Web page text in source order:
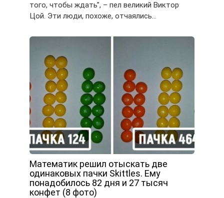
того, чтобы ждать”, – пел великий Виктор
Цой. Эти люди, похоже, отчаялись…
Математик решил отыскать две
одинаковых пачки Skittles. Ему
понадобилось 82 дня и 27 тысяч
конфет (8 фото)